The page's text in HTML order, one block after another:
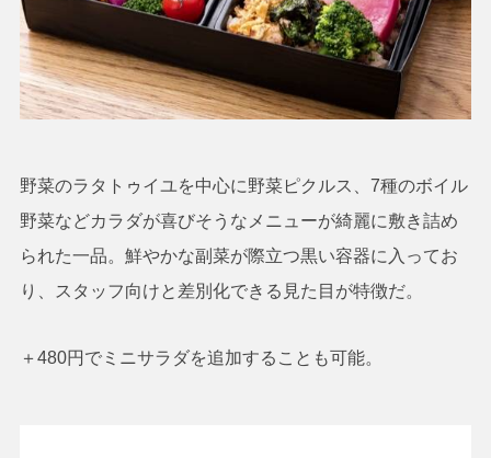
野菜のラタトゥイユを中心に野菜ピクルス、7種のボイル
野菜などカラダが喜びそうなメニューが綺麗に敷き詰め
られた一品。鮮やかな副菜が際立つ黒い容器に入ってお
り、スタッフ向けと差別化できる見た目が特徴だ。
＋480円でミニサラダを追加することも可能。